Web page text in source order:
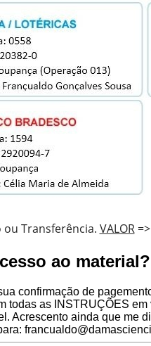
Transferência. VALOR=>
ao material?
confirmação de
todas as INSTRUÇÕES
Acrescento ainda que me